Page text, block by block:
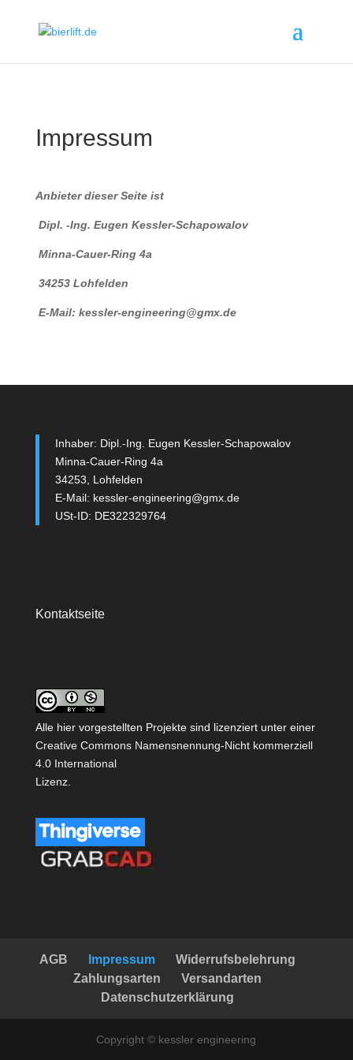
Impressum
Anbieter dieser Seite ist
Dipl. -Ing. Eugen Kessler-Schapowalov
Minna-Cauer-Ring 4a
34253 Lohfelden
E-Mail: kessler-engineering@gmx.de
Inhaber: Dipl.-Ing. Eugen Kessler-Schapowalov
Minna-Cauer-Ring 4a
34253, Lohfelden
E-Mail: kessler-engineering@gmx.de
USt-ID: DE322329764
Kontaktseite
Alle hier vorgestellten Projekte sind lizenziert unter einer
Creative Commons Namensnennung-Nicht kommerziell
4.0 International
Lizenz.
AGB Impressum
Widerrufsbelehrung
Zahlungsarten
Versandarten
Datenschutzerklärung
Copyright © kessler engineering